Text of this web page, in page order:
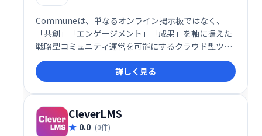
Communeは、単なるオンライン掲示板ではなく、
「共創」「エンゲージメント」「成果」を軸に据えた
戦略型コミュニティ運営を可能にするクラウド型ツー
ルです。コミュニティをブランドの成長基盤として育
てたい企業や、社員・パートナーとの絆を深めたい組
織にとって、ROIを意識しながら本格的な運用を支え
る強力なプラットフォームと言えるでしょう。
詳しく見る
CleverLMS
0.0 (0件)